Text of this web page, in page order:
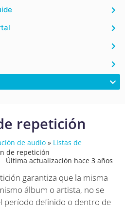
repetición
de audio » Listas de
de repetición
Última actualización hace 3 años
garantiza que la misma
álbum o artista, no se
período definido o dentro de